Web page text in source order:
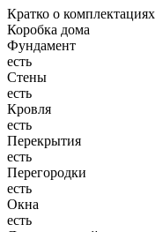
Кратко о комплектациях
Коробка дома
Фундамент
есть
Стены
есть
Кровля
есть
Перекрытия
есть
Перегородки
есть
Окна
есть